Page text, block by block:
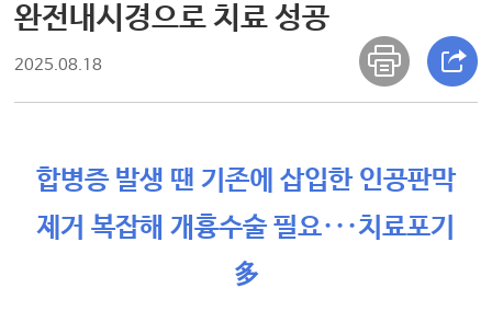
완전내시경으로 치료 성공
2025.08.18
합병증 발생 땐 기존에 삽입한 인공판막
제거 복잡해 개흉수술 필요···치료포기
多